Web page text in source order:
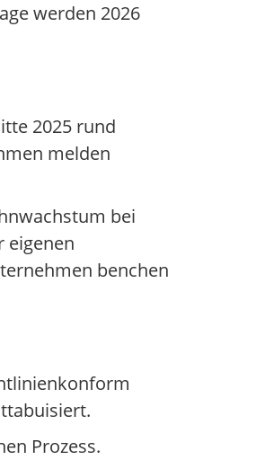
werden 2026
2025 rund
melden
bei
eigenen
benchen
Prozess.